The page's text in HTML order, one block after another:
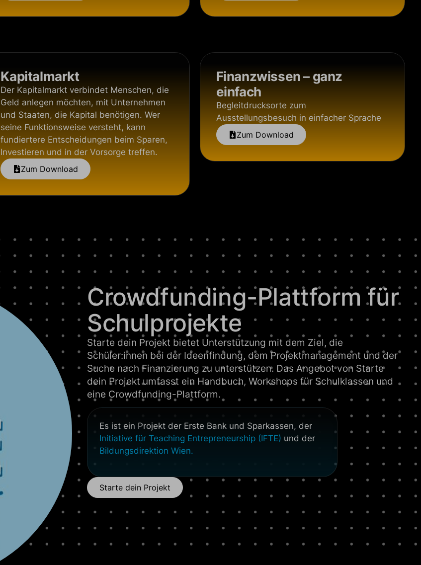
Kapitalmarkt
Der Kapitalmarkt verbindet Menschen, die
Geld anlegen möchten, mit Unternehmen
und Staaten, die Kapital benötigen. Wer
seine Funktionsweise versteht, kann
fundiertere Entscheidungen beim Sparen,
Investieren und in der Vorsorge treffen.
Zum Download
Finanzwissen – ganz
einfach
Begleitdrucksorte zum
Ausstellungsbesuch in einfacher Sprache
Zum Download
Crowdfunding-Plattform für
Schulprojekte
Starte dein Projekt bietet Unterstützung mit dem Ziel, die
Schüler:innen bei der Ideenfindung, dem Projektmanagement und der
Suche nach Finanzierung zu unterstützen. Das Angebot von Starte
dein Projekt umfasst ein Handbuch, Workshops für Schulklassen und
eine Crowdfunding-Plattform.
Es ist ein Projekt der Erste Bank und Sparkassen, der
Initiative für Teaching Entrepreneurship (IFTE) und der
Bildungsdirektion Wien.
Starte dein Projekt